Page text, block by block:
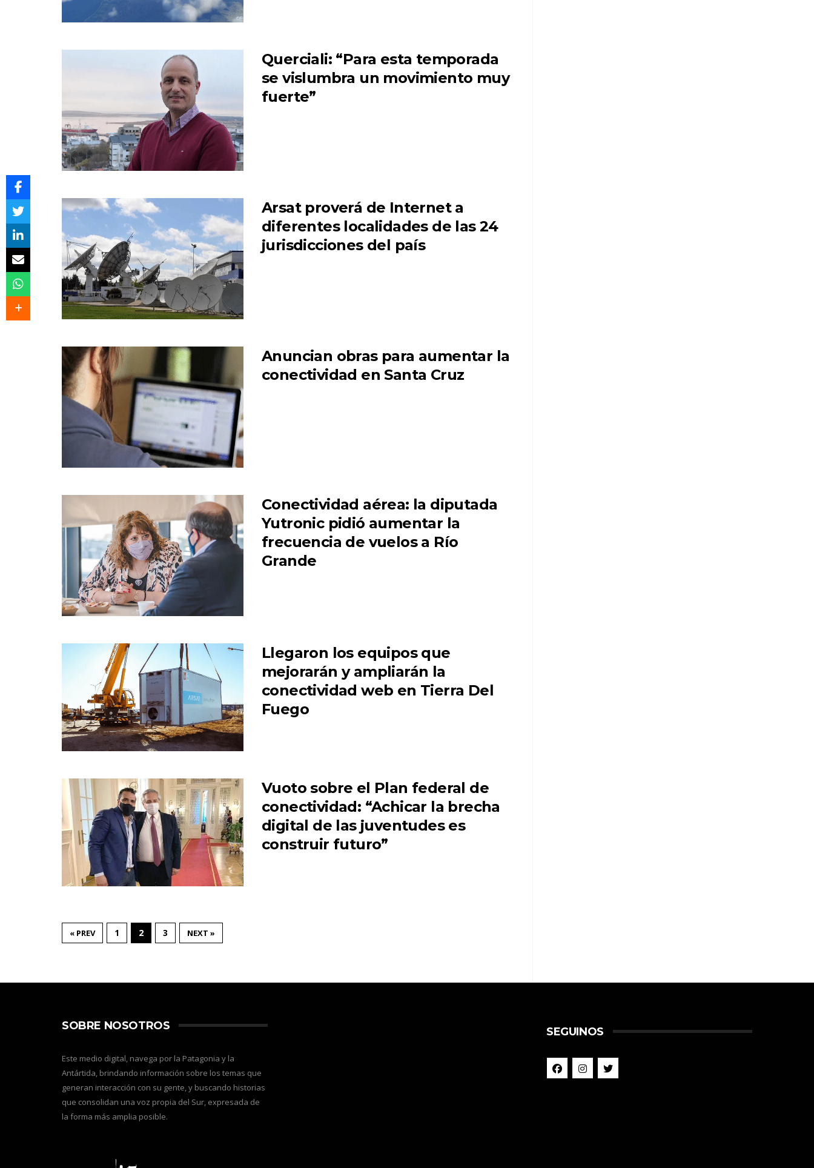
Querciali: “Para esta temporada
se vislumbra un movimiento muy
fuerte”
Arsat proverá de Internet a
diferentes localidades de las 24
jurisdicciones del país
Anuncian obras para aumentar la
conectividad en Santa Cruz
Conectividad aérea: la diputada
Yutronic pidió aumentar la
frecuencia de vuelos a Río
Grande
Llegaron los equipos que
mejorarán y ampliarán la
conectividad web en Tierra Del
Fuego
Vuoto sobre el Plan federal de
conectividad: “Achicar la brecha
digital de las juventudes es
construir futuro”
« PREV 1 2 3 NEXT »
SOBRE NOSOTROS
Este medio digital, navega por la Patagonia y la
Antártida, brindando información sobre los temas que
generan interacción con su gente, y buscando historias
que consolidan una voz propia del Sur, expresada de
la forma más amplia posible.
SEGUINOS